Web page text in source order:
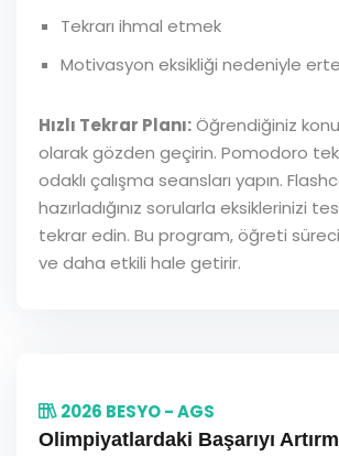
Tekrarı ihmal etmek
Motivasyon eksikliği nedeniyle
Hızlı Tekrar Planı:Öğrendiğiniz
olarak gözden geçirin. Pomodoro
odaklı çalışma seansları yapın.
hazırladığınız sorularla eksiklerinizi
tekrar edin. Bu program, öğreti
ve daha etkili hale getirir.
2026 BESYO - AGS
Olimpiyatlardaki Başarıyı